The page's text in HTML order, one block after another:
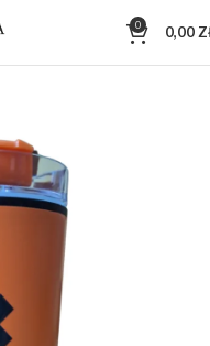
0 0,00